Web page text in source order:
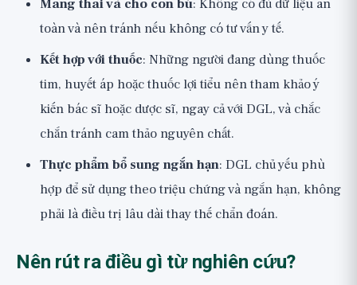
Mang thai và cho con bú: Không có đủ dữ liệu an
toàn và nên tránh nếu không có tư vấn y tế.
Kết hợp với thuốc: Những người đang dùng thuốc
tim, huyết áp hoặc thuốc lợi tiểu nên tham khảo ý
kiến bác sĩ hoặc dược sĩ, ngay cả với DGL, và chắc
chắn tránh cam thảo nguyên chất.
Thực phẩm bổ sung ngắn hạn: DGL chủ yếu phù
hợp để sử dụng theo triệu chứng và ngắn hạn, không
phải là điều trị lâu dài thay thế chẩn đoán.
Nên rút ra điều gì từ nghiên cứu?